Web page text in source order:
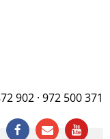
902 · 972 500 371